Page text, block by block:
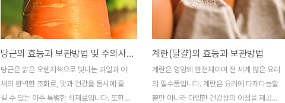
당근의 효능과 보관방법 및 주의사항
당근은 밝은 오렌지색으로 빛나는 과일과 야
채의 완벽한 조화로, 맛과 건강을 동시에 즐
길 수 있는 아주 특별한 식재료입니다. 또한
계란(달걀)의 효능과 보관방법
계란은 영양의 완전체이며 전 세계 많은 요리
의 필수품입니다. 계란은 요리에 다재다능할
뿐만 아니라 다양한 건강상의 이점을 제공합